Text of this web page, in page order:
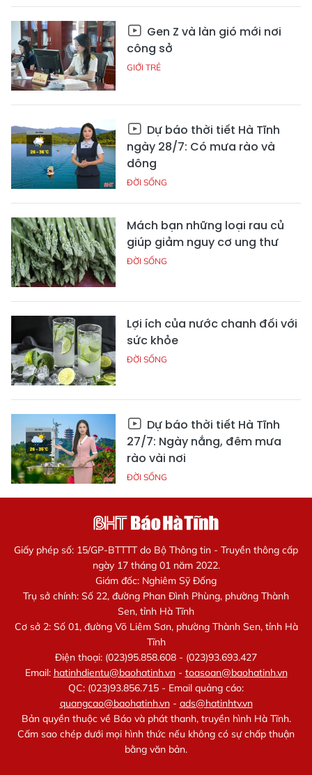
Gen Z và làn gió mới nơi
công sở
GIỚI TRẺ
Dự báo thời tiết Hà Tĩnh
ngày 28/7: Có mưa rào và
dông
ĐỜI SỐNG
Mách bạn những loại rau củ
giúp giảm nguy cơ ung thư
ĐỜI SỐNG
Lợi ích của nước chanh đối với
sức khỏe
ĐỜI SỐNG
Dự báo thời tiết Hà Tĩnh
27/7: Ngày nắng, đêm mưa
rào vài nơi
ĐỜI SỐNG
Giấy phép số: 15/GP-BTTTT do Bộ Thông tin - Truyền thông cấp
ngày 17 tháng 01 năm 2022.
Giám đốc: Nghiêm Sỹ Đống
Trụ sở chính: Số 22, đường Phan Đình Phùng, phường Thành
Sen, tỉnh Hà Tĩnh
Cơ sở 2: Số 01, đường Võ Liêm Sơn, phường Thành Sen, tỉnh Hà
Tĩnh
Điện thoại: (023)95.858.608 - (023)93.693.427
Email: hatinhdientu@baohatinh.vn- toasoan@baohatinh.vn
QC: (023)93.856.715 - Email quảng cáo:
quangcao@baohatinh.vn- ads@hatinhtv.vn
Bản quyền thuộc về Báo và phát thanh, truyền hình Hà Tĩnh.
Cấm sao chép dưới mọi hình thức nếu không có sự chấp thuận
bằng văn bản.